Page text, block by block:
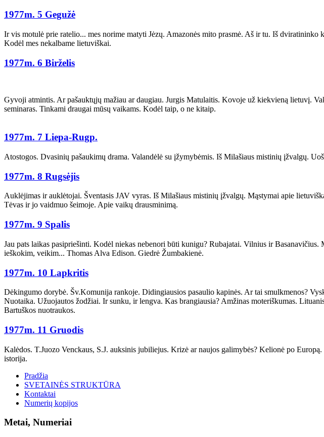
1977m. 5 Gegužė
Ir vis motulė prie ratelio... mes norime matyti Jėzų. Amazonės mito prasmė. Aš ir tu. Iš
Kodėl mes nekalbame lietuviškai.
1977m. 6 Birželis
Gyvoji atmintis. Ar pašauktųjų mažiau ar daugiau. Jurgis Matulaitis. Kovoje už kiekvieną lietuvį.
seminaras. Tinkami draugai mūsų vaikams. Kodėl taip, o ne kitaip.
1977m. 7 Liepa-Rugp.
Atostogos. Dvasinių pašaukimų drama. Valandėlė su įžymybėmis. Iš Milašiaus mistinių įžvalgų.
1977m. 8 Rugsėjis
Auklėjimas ir auklėtojai. Šventasis JAV vyras. Iš Milašiaus mistinių įžvalgų. Mąstymai apie
Tėvas ir jo vaidmuo šeimoje. Apie vaikų drausminimą.
1977m. 9 Spalis
Jau pats laikas pasipriešinti. Kodėl niekas nebenori būti kunigu? Rubajatai. Vilnius ir
ieškokim, veikim... Thomas Alva Edison. Giedrė Žumbakienė.
1977m. 10 Lapkritis
Dėkingumo dorybė. Šv.Komunija rankoje. Didingiausios pasaulio kapinės. Ar tai smulkmenos?
Nuotaika. Užuojautos žodžiai. Ir sunku, ir lengva. Kas brangiausia? Amžinas moteriškumas.
Bartuškos nuotraukos.
1977m. 11 Gruodis
Kalėdos. T.Juozo Venckaus, S.J. auksinis jubiliejus. Krizė ar naujos galimybės? Kelionė po
istorija.
Pradžia
SVETAINĖS STRUKTŪRA
Kontaktai
Numerių kopijos
Metai, Numeriai